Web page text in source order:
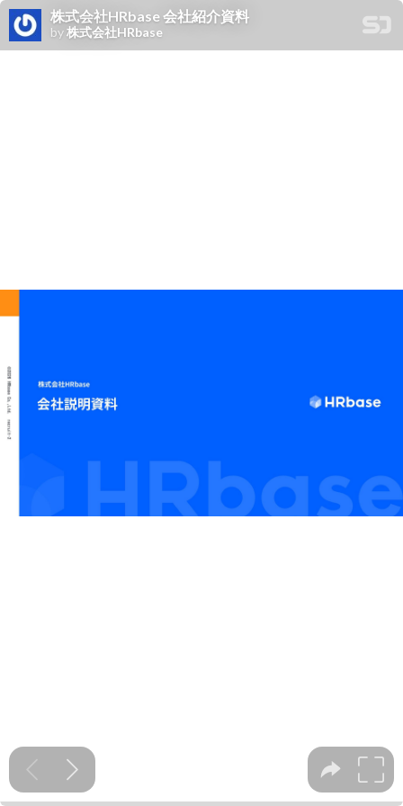
株式会社HRbase 会社紹介資料
by株式会社HRbase